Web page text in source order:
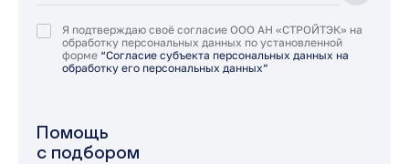
Я подтверждаю своё согласие ООО АН «СТРОЙТЭК» на
обработку персональных данных по установленной
форме “Согласие субъекта персональных данных на
обработку его персональных данных”
Помощь
с подбором